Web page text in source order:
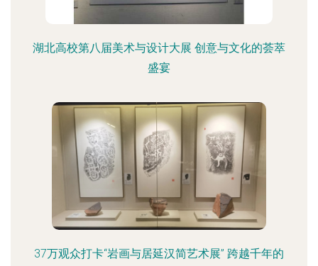
湖北高校第八届美术与设计大展 创意与文化的荟萃
盛宴
37万观众打卡“岩画与居延汉简艺术展” 跨越千年的